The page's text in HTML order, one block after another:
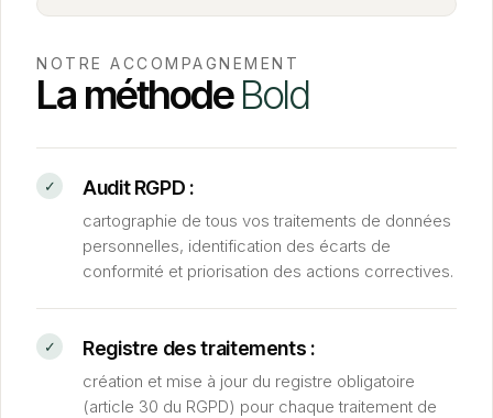
NOTRE ACCOMPAGNEMENT
La méthodeBold
Audit RGPD :
cartographie de tous vos traitements de données
personnelles, identification des écarts de
conformité et priorisation des actions correctives.
Registre des traitements :
création et mise à jour du registre obligatoire
(article 30 du RGPD) pour chaque traitement de